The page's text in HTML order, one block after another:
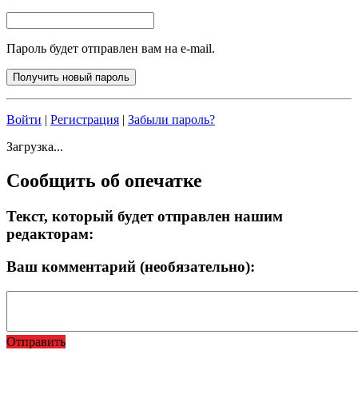
Пароль будет отправлен вам на e-mail.
Войти | Регистрация | Забыли пароль?
Загрузка...
Сообщить об опечатке
Текст, который будет отправлен нашим
редакторам:
Ваш комментарий (необязательно):
Отправить